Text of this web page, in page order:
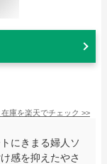
庫を楽天でチェック >>
にきまる婦人ソ
感を抑えたやさ